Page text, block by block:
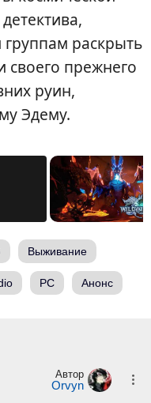
раскрыть
прежнего
руин,
Эдему.
Выживание
PC Анонс
Автор
Orvyn